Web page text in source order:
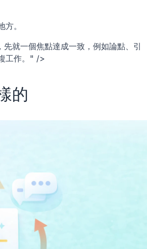
。
就一個焦點達成一致，例如論點、引
工作。" />
的